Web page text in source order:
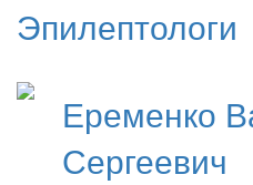
Эпилептологи
Еременко
Сергеевич